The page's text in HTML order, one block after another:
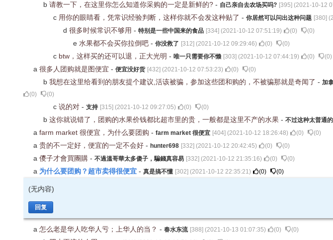
b 请教一下，在这里你怎么知道你采购的一定是新鲜的? - 自己亲自去农场买吗? [395] (2021-10-12
c 用你的眼睛看，凭常识经验判断，这样你就不会发这种贴了 - 你居然可以问出这种问题 [380] (
d 很多时候常识不够用 - 特别是一些中国来的食品 [334] (2021-10-12 07:51:19) (0) (0)
e 水果都不会买你拉倒吧 - 你没救了 [312] (2021-10-12 09:29:46) (0) (0)
c btw，这样买的还可以退，正大光明 - 唯一只需要你不懒 [303] (2021-10-12 07:44:19) (0) (0)
a 很多人团购就是图便宜 - 便宜没好货 [432] (2021-10-12 07:53:23) (0) (0)
b 我想在这里给看到的朋友提个建议,活该被骗，参加这些团和购的，不被骗那就是奇闻了 - 加
(0) (0)
c 说的对 - 支持 [315] (2021-10-12 09:27:05) (0) (0)
b 这你就说错了，团购的水果价钱都比超市里的贵，一般都是这里不产的水果 - 不过这种太普通
a farm market 很便宜，为什么要团购 - farm market 很便宜 [404] (2021-10-12 18:26:48) (0) (0)
a 贵的不一定好，便宜的一定不会好 - hunter698 [332] (2021-10-12 20:42:45) (0) (0)
a 儍子才會買團購 - 不過溫哥華太多傻子，騙錢真容易 [332] (2021-10-12 21:35:16) (0) (0)
a 为什么要团购？超市卖得很便宜 - 真是搞不懂 [302] (2021-10-12 22:35:21) (0) (0)
(无内容)
回复
a 怎么老是华人吃华人亏；上华人的当？ - 春水东流 [388] (2021-10-13 01:07:35) (0) (0)